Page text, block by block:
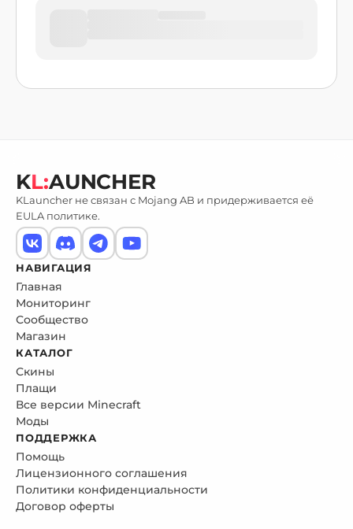
KL:AUNCHER
KLauncher не связан с Mojang AB и придерживается её
EULA политике.
НАВИГАЦИЯ
Главная
Мониторинг
Сообщество
Магазин
КАТАЛОГ
Скины
Плащи
Все версии Minecraft
Моды
ПОДДЕРЖКА
Помощь
Лицензионного соглашения
Политики конфиденциальности
Договор оферты